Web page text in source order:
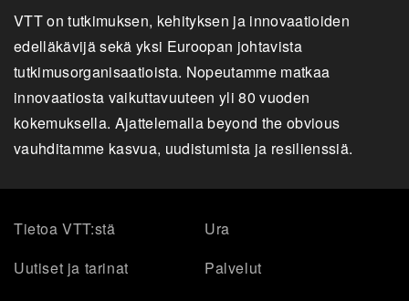
VTT on tutkimuksen, kehityksen ja innovaatioiden
edelläkävijä sekä yksi Euroopan johtavista
tutkimusorganisaatioista. Nopeutamme matkaa
innovaatiosta vaikuttavuuteen yli 80 vuoden
kokemuksella. Ajattelemalla beyond the obvious
vauhditamme kasvua, uudistumista ja resilienssiä.
Tietoa VTT:stä
Ura
Uutiset ja tarinat
Palvelut